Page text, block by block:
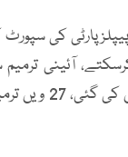
کی سپورٹ
آئینی ترمیم
سےکوئی بات